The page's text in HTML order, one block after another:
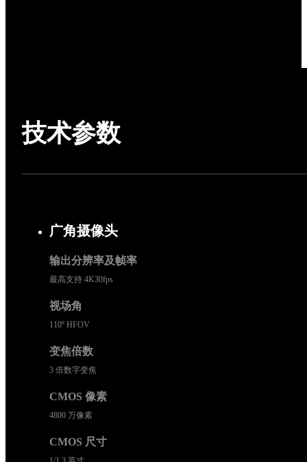
技术参数
广角摄像头
输出分辨率及帧率
最高支持 4K30fps
视场角
110º HFOV
变焦倍数
3 倍数字变焦
CMOS 像素
4800 万像素
CMOS 尺寸